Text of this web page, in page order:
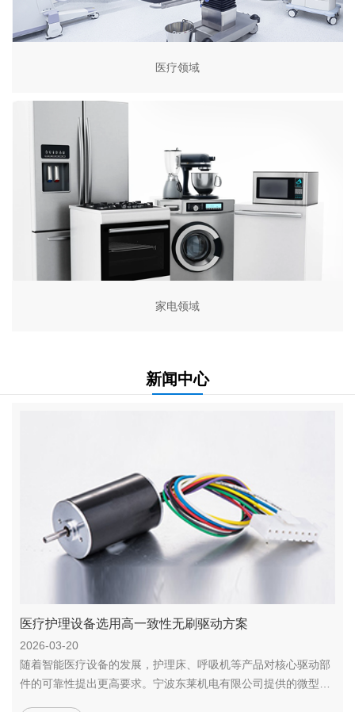
医疗领域
家电领域
新闻中心
医疗护理设备选用高一致性无刷驱动方案
2026-03-20
随着智能医疗设备的发展，护理床、呼吸机等产品对核心驱动部
件的可靠性提出更高要求。宁波东莱机电有限公司提供的微型直